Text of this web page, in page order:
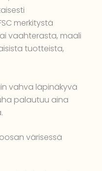
merkitystä
vaahterasta, maali
tuotteista,
vahva läpinäkyvä
palautuu aina
värisessä